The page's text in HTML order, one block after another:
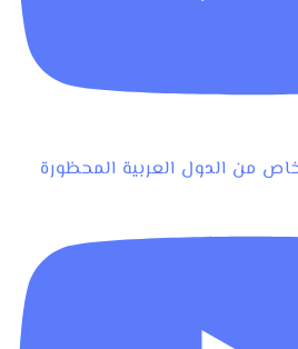
من الدول العربية المحظورة